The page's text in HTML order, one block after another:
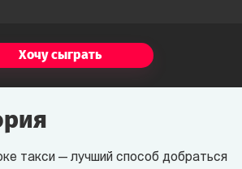
Хочу сыграть
такси — лучший способ добраться